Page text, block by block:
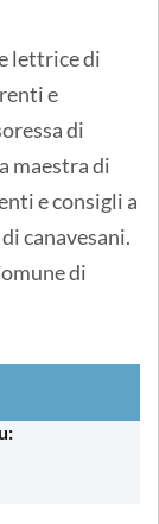
lettrice di
e
di
maestra di
e consigli a
canavesani.
di